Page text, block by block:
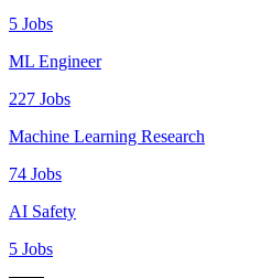
5 Jobs
ML Engineer
227 Jobs
Machine Learning Research
74 Jobs
AI Safety
5 Jobs